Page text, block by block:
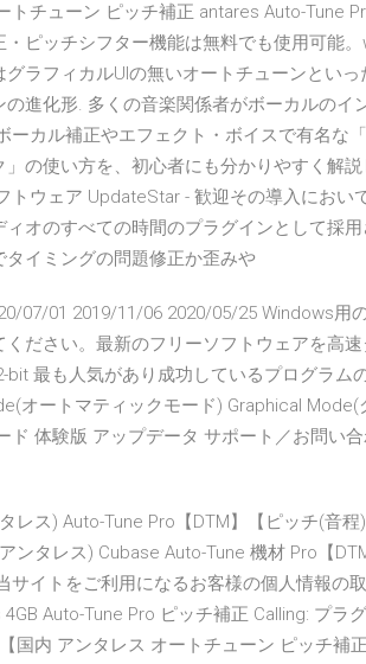
トチューン ピッチ補正 antares Auto-Tune
・ピッチシフター機能は無料でも使用可能
ラフィカルUIの無いオートチューンとい
の進化形. 多くの音楽関係者がボーカルのイ
ーカル補正やエフェクト・ボイスで有名な
」の使い方を、初心者にも分かりやすく解
トウェア UpdateStar - 歓迎その導入にお
ィオのすべての時間のプラグインとして採
タイミングの問題修正か歪みや
07/01 2019/11/06 2020/05/25 Windows用
ください。最新のフリーソフトウェアを高
bit 最も人気があり成功しているプログラム
オートマティックモード) Graphical
ド 体験版 アップデータ サポート／お問い
レス) Auto-Tune Pro【DTM】【ピッチ(音
ンタレス) Cubase Auto-Tune 機材 Pro【
サイトをご利用になるお客様の個人情報の
4GB Auto-Tune Pro ピッチ補正 Calling: プ
【国内 アンタレス オートチューン ピッチ補